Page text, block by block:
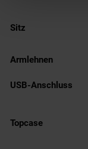
Sitz
Armlehnen
USB-Anschluss
Topcase